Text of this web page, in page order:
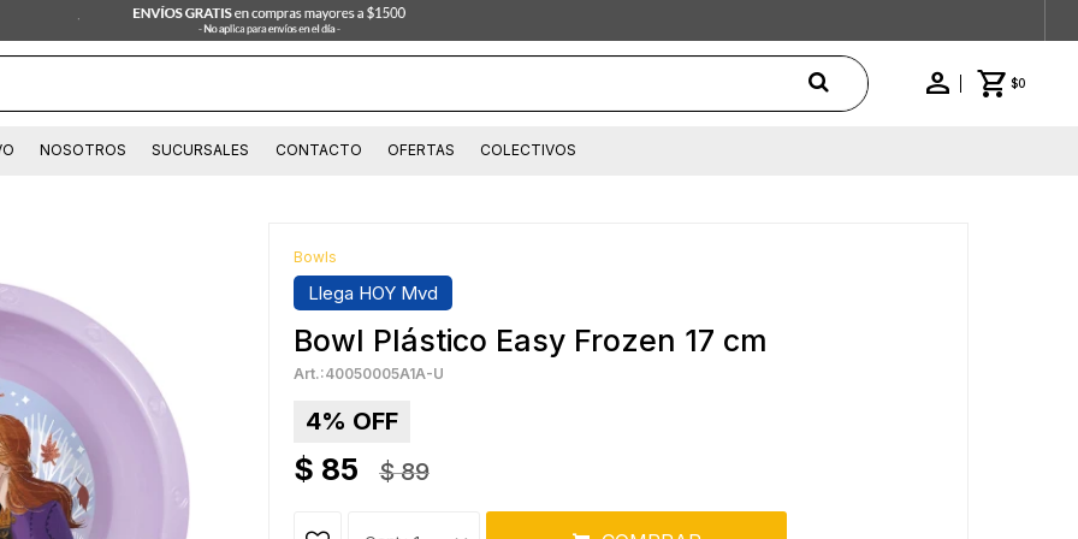
$0
NOSOTROS SUCURSALES CONTACTO OFERTAS COLECTIVOS
Bowls
Llega HOY Mvd
Bowl Plástico Easy Frozen 17 cm
40050005A1A-U
4
$ 85 $ 89